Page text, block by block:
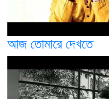
আজ তোমারে দেখতে